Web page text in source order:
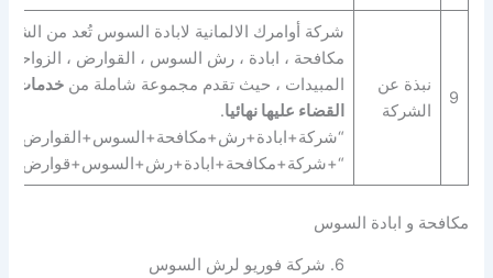
9
نبذة عن
الشركة
شركة أوامرك الالمانية لابادة السوس تُعد من
مكافحة ، ابادة ، رش السوس ، القوارض ، الزواحف
المبيدات ، حيث تقدم مجموعة شاملة من خدمات
القضاء عليها نهائيا.
مكافحة و ابادة السوس
6. شركة فوريو لرش السوس